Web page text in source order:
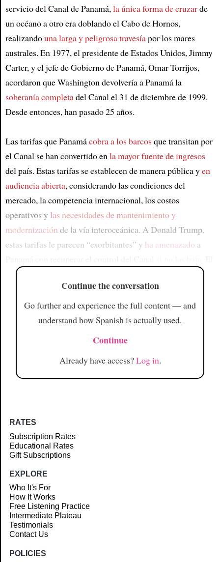
Article
servicio del Canal de Panamá,la única forma de cruzarde
un océano a otro era doblando el Cabo de Hornos,
realizandouna larga y peligrosa travesíapor los mares
australes. En 1977, el presidente de Estados Unidos, Jimmy
Carter, y el jefe de Gobierno de Panamá, Omar Torrijos,
acordaron que Washington devolvería a Panamá la
soberanía completadel Canal el 31 de diciembre de 1999.
Desde entonces, han pasado 25 años.
Las tarifas que Panamácobra a los barcosque transitan por
el Canal se han convertido enla mayor fuente de ingresos
del país. Estas tarifas se establecen de manera pública yen
audiencia abierta, considerando las condiciones del
mercado, la competencia internacional, los costos
operativos y las necesidades de mantenimiento y
modernización de la vía interoceánica. A Donald Trump,
estas tarifas le parecen “exorbitantes” y ha amenazado a
Continue the conversation
Go further and experience the full content — and
understand how Spanish is actually used.
Continue
Already have access?Log in.
RATES
Subscription Rates
Educational Rates
Gift Subscriptions
EXPLORE
Who It's For
How It Works
Free Listening Practice
Intermediate Plateau
Testimonials
Contact Us
POLICIES